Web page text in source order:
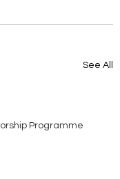
Programme
See All